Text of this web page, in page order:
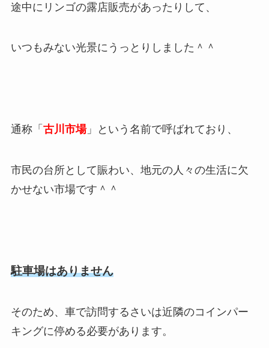
途中にリンゴの露店販売があったりして、
いつもみない光景にうっとりしました＾＾
通称「 古川市場」という名前で呼ばれており、
市民の台所として賑わい、地元の人々の生活に欠
かせない市場です＾＾
駐車場はありません
そのため、車で訪問するさいは近隣のコインパー
キングに停める必要があります。